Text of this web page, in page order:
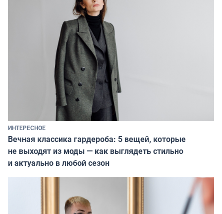
ИНТЕРЕСНОЕ
Вечная классика гардероба: 5 вещей, которые
не выходят из моды — как выглядеть стильно
и актуально в любой сезон